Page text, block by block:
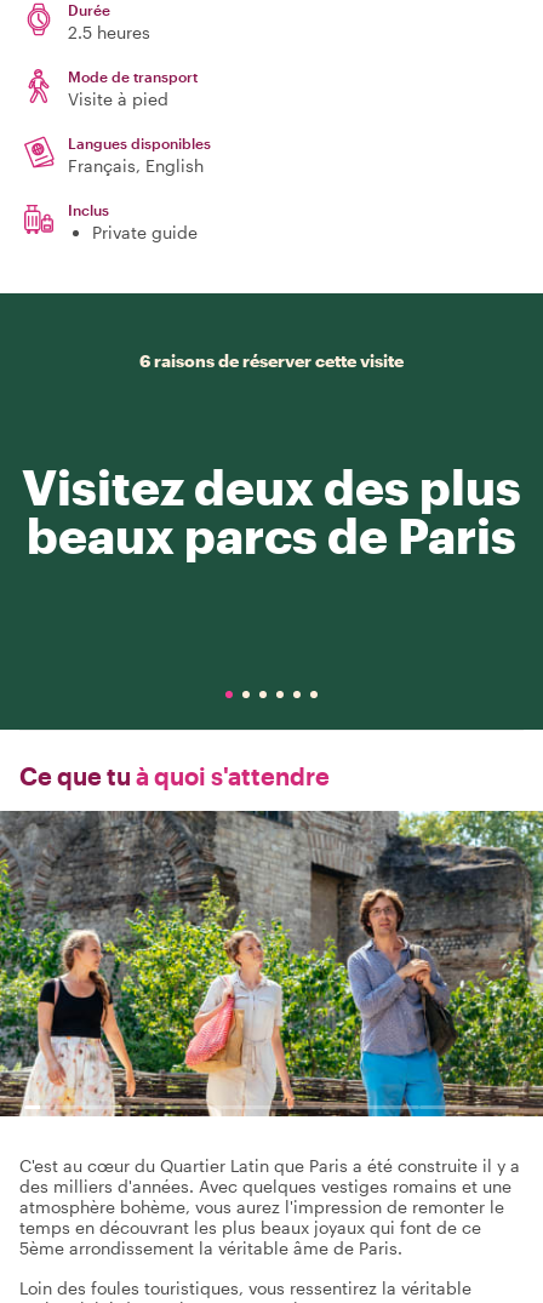
Durée
2.5 heures
Mode de transport
Visite à pied
Langues disponibles
Français, English
Inclus
Private guide
6 raisons de réserver cette visite
Visitez deux des plus
beaux parcs de Paris
Ce que tu à quoi s'attendre
C'est au cœur du Quartier Latin que Paris a été construite il y a
des milliers d'années. Avec quelques vestiges romains et une
atmosphère bohème, vous aurez l'impression de remonter le
temps en découvrant les plus beaux joyaux qui font de ce
5ème arrondissement la véritable âme de Paris.
Loin des foules touristiques, vous ressentirez la véritable